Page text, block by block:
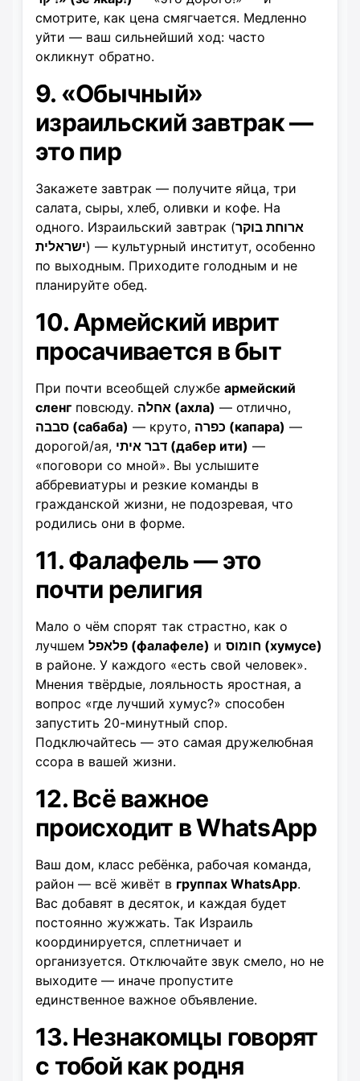
смотрите, как цена смягчается. Медленно
уйти — ваш сильнейший ход: часто
окликнут обратно.
9. «Обычный»
израильский завтрак —
это пир
Закажете завтрак — получите яйца, три
салата, сыры, хлеб, оливки и кофе. На
одного. Израильский завтрак (ארוחת בוקר
ישראלית) — культурный институт, особенно
по выходным. Приходите голодным и не
планируйте обед.
10. Армейский иврит
просачивается в быт
При почти всеобщей службе армейский
сленг повсюду. אחלה (ахла) — отлично,
סבבה (сабаба) — круто, כפרה (капара) —
дорогой/ая,
דבר איתי (дабер ити) —
«поговори со мной». Вы услышите
аббревиатуры и резкие команды в
гражданской жизни, не подозревая, что
родились они в форме.
11. Фалафель — это
почти религия
Мало о чём спорят так страстно, как о
лучшем
פלאפל (фалафеле) и
חומוס (хумусе)
в районе. У каждого «есть свой человек».
Мнения твёрдые, лояльность яростная, а
вопрос «где лучший хумус?» способен
запустить 20-минутный спор.
Подключайтесь — это самая дружелюбная
ссора в вашей жизни.
12. Всё важное
происходит в WhatsApp
Ваш дом, класс ребёнка, рабочая команда,
район — всё живёт в группах WhatsApp.
Вас добавят в десяток, и каждая будет
постоянно жужжать. Так Израиль
координируется, сплетничает и
организуется. Отключайте звук смело, но не
выходите — иначе пропустите
единственное важное объявление.
13. Незнакомцы говорят
с тобой как родня